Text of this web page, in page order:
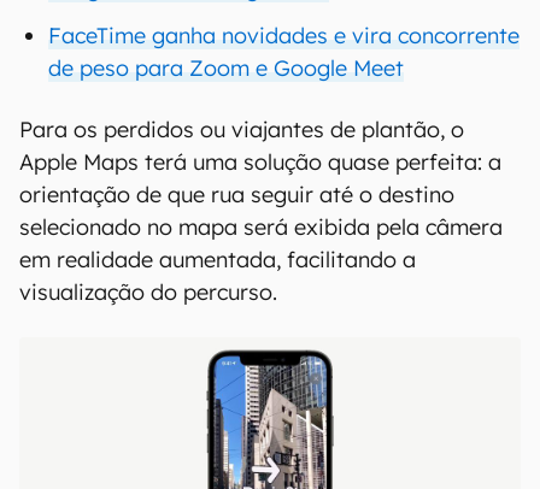
FaceTime ganha novidades e vira concorrente
de peso para Zoom e Google Meet
Para os perdidos ou viajantes de plantão, o
Apple Maps terá uma solução quase perfeita: a
orientação de que rua seguir até o destino
selecionado no mapa será exibida pela câmera
em realidade aumentada, facilitando a
visualização do percurso.